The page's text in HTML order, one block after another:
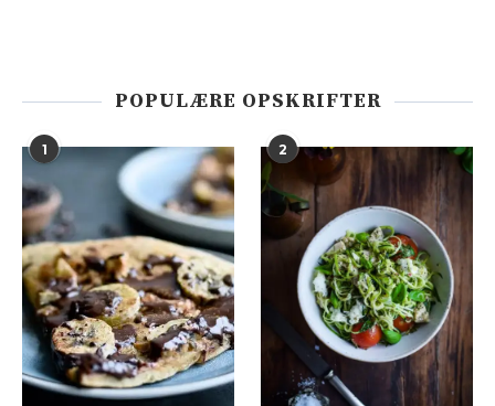
POPULÆRE OPSKRIFTER
1 2